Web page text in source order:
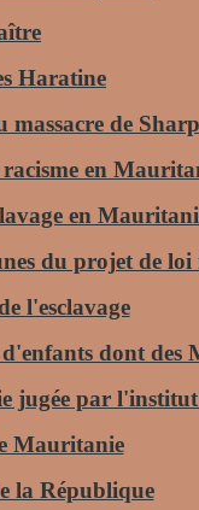
Haratine
de
en
en
du projet de
l'esclavage
dont des
jugée par
Mauritanie
la République